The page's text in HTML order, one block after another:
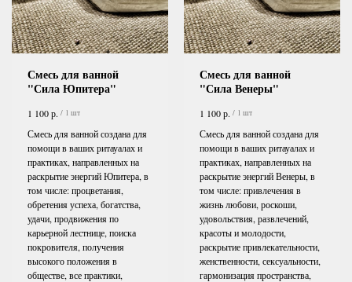
Смесь для ванной
"Сила Юпитера"
1 100р. / 1 шт
Смесь для ванной создана для
помощи в ваших ритауалах и
практиках, направленных на
раскрытие энергий Юпитера, в
том числе: процветания,
обретения успеха, богатства,
удачи, продвижения по
карьерной лестнице, поиска
покровителя, получения
высокого положения в
обществе, все практики,
Смесь для ванной
"Сила Венеры"
1 100р. / 1 шт
Смесь для ванной создана для
помощи в ваших ритауалах и
практиках, направленных на
раскрытие энергий Венеры, в
том числе: привлечения в
жизнь любови, роскоши,
удовольствия, развлечений,
красоты и молодости,
раскрытие привлекательности,
женственности, сексуальности,
гармонизация пространства,